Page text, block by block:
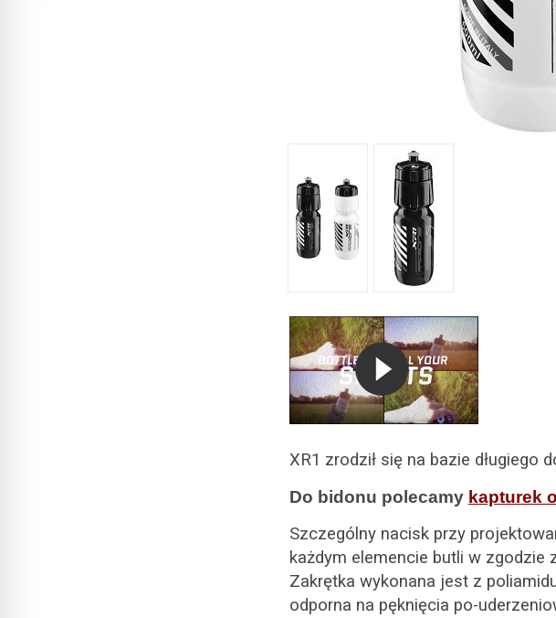
XR1 zrodził się na bazie
Do bidonu polecamy kapturek
Szczególny nacisk przy
każdym elemencie butli w
Zakrętka wykonana jest z
odporna na pęknięcia po-